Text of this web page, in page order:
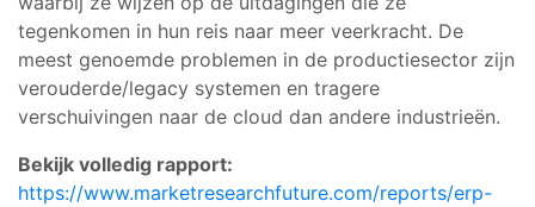
tegenkomen in hun reis naar meer veerkracht. De
meest genoemde problemen in de productiesector zijn
verouderde/legacy systemen en tragere
verschuivingen naar de cloud dan andere industrieën.
Bekijk volledig rapport:
https://www.marketresearchfuture.com/reports/erp-